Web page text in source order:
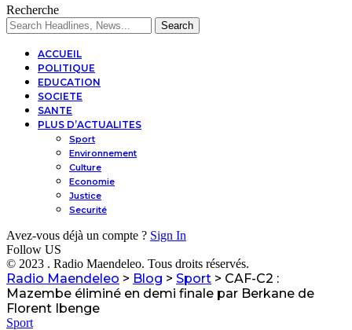
Recherche
ACCUEIL
POLITIQUE
EDUCATION
SOCIETE
SANTE
PLUS D’ACTUALITES
Sport
Environnement
Culture
Economie
Justice
Securité
Avez-vous déjà un compte ? Sign In
Follow US
© 2023 . Radio Maendeleo. Tous droits réservés.
Radio Maendeleo > Blog > Sport > CAF-C2 :
Mazembe éliminé en demi finale par Berkane de
Florent Ibenge
Sport